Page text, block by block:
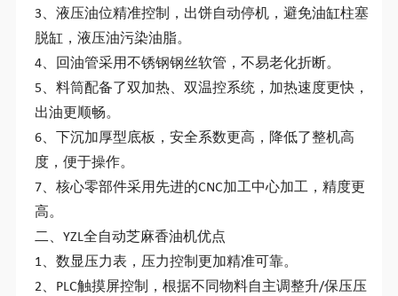
3、液压油位精准控制，出饼自动停机，避免油缸柱塞
脱缸，液压油污染油脂。
4、回油管采用不锈钢钢丝软管，不易老化折断。
5、料筒配备了双加热、双温控系统，加热速度更快，
出油更顺畅。
6、下沉加厚型底板，安全系数更高，降低了整机高
度，便于操作。
7、核心零部件采用先进的CNC加工中心加工，精度更
高。
二、YZL全自动芝麻香油机优点
1、数显压力表，压力控制更加精准可靠。
2、PLC触摸屏控制，根据不同物料自主调整升/保压压